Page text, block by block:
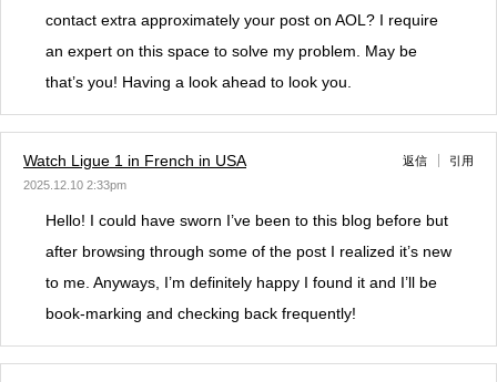
contact extra approximately your post on AOL? I require
an expert on this space to solve my problem. May be
that’s you! Having a look ahead to look you.
Watch Ligue 1 in French in USA
2025.12.10 2:33pm
返信 引用
Hello! I could have sworn I’ve been to this blog before but
after browsing through some of the post I realized it’s new
to me. Anyways, I’m definitely happy I found it and I’ll be
book-marking and checking back frequently!